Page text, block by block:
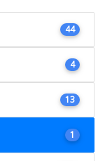
44
4
13
1